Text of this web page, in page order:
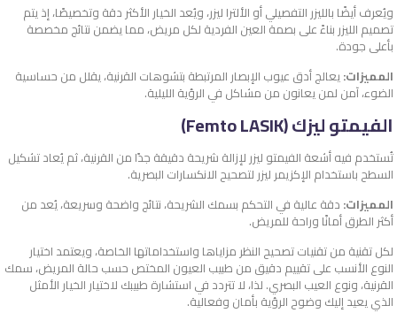
ويُعرف أيضًا بالليزر التفصيلي أو الألترا ليزر، ويُعد الخيار الأكثر دقة وتخصيصًا، إذ يتم
تصميم الليزر بناءً على بصمة العين الفردية لكل مريض، مما يضمن نتائج مخصصة
بأعلى جودة.
المميزات:يعالج أدق عيوب الإبصار المرتبطة بتشوهات القرنية، يقلل من حساسية
الضوء، آمن لمن يعانون من مشاكل في الرؤية الليلية.
الفيمتو ليزك (Femto LASIK)
تُستخدم فيه أشعة الفيمتو ليزر لإزالة شريحة دقيقة جدًا من القرنية، ثم يُعاد تشكيل
السطح باستخدام الإكزيمر ليزر لتصحيح الانكسارات البصرية.
المميزات: دقة عالية في التحكم بسمك الشريحة، نتائج واضحة وسريعة، يُعد من
أكثر الطرق أمانًا وراحة للمريض.
لكل تقنية من تقنيات تصحيح النظر مزاياها واستخداماتها الخاصة، ويعتمد اختيار
النوع الأنسب على تقييم دقيق من طبيب العيون المختص حسب حالة المريض، سمك
القرنية، ونوع العيب البصري. لذا، لا تتردد في استشارة طبيبك لاختيار الخيار الأمثل
الذي يعيد إليك وضوح الرؤية بأمان وفعالية.